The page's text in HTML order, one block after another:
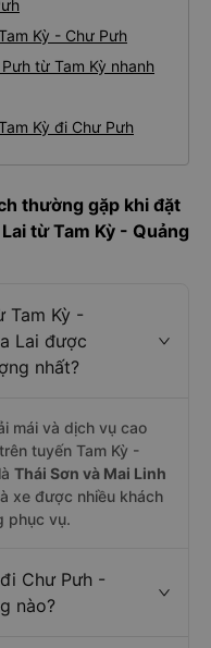
Kỳ - Chư Pưh
từ Tam Kỳ nhanh
Kỳ đi Chư Pưh
thường gặp khi đặt
từ Tam Kỳ - Quảng
Tam Kỳ -
Lai được
nhất?
mái và dịch vụ cao
tuyến Tam Kỳ -
Thái Sơn và Mai Linh
xe được nhiều khách
phục vụ.
Chư Pưh -
nào?